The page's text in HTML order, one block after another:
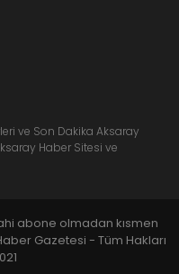
ve Son Dakika Aksaray
Haber Sitesi ve
abone olmadan kısmen
Gazetesi - Tüm Hakları